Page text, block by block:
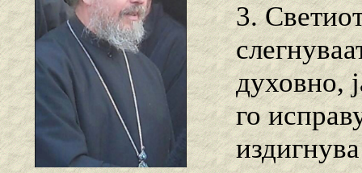
3.
духовно,
го